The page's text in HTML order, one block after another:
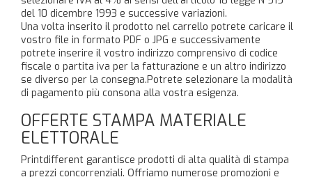
del 10 dicembre 1993 e successive variazioni.
Una volta inserito il prodotto nel carrello potrete caricare il
vostro file in formato PDF o JPG e successivamente
potrete inserire il vostro indirizzo comprensivo di codice
fiscale o partita iva per la fatturazione e un altro indirizzo
se diverso per la consegna.Potrete selezionare la modalità
di pagamento più consona alla vostra esigenza.
OFFERTE STAMPA MATERIALE
ELETTORALE
Printdifferent garantisce prodotti di alta qualità di stampa
a prezzi concorrenziali. Offriamo numerose promozioni e